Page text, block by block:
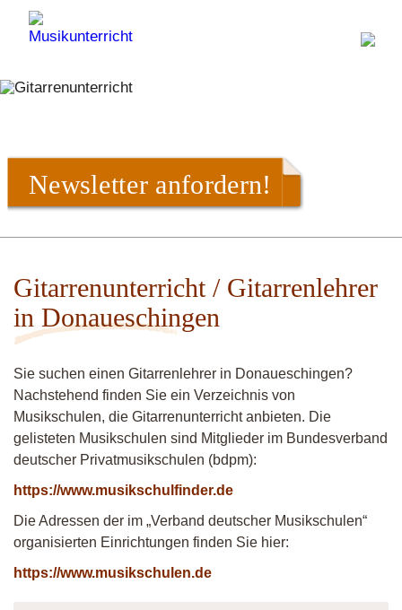
Newsletter anfordern!
Gitarrenunterricht / Gitarrenlehrer
in Donaueschingen
Sie suchen einen Gitarrenlehrer in Donaueschingen?
Nachstehend finden Sie ein Verzeichnis von
Musikschulen, die Gitarrenunterricht anbieten. Die
gelisteten Musikschulen sind Mitglieder im Bundesverband
deutscher Privatmusikschulen (bdpm):
https://www.musikschulfinder.de
Die Adressen der im „Verband deutscher Musikschulen“
organisierten Einrichtungen finden Sie hier:
https://www.musikschulen.de